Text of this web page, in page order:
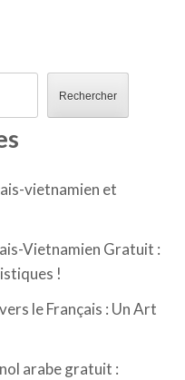
Rechercher
vietnamien et
Vietnamien Gratuit :
!
le Français : Un Art
arabe gratuit :